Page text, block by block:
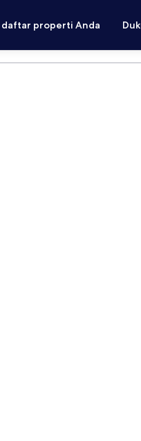
daftar properti Anda